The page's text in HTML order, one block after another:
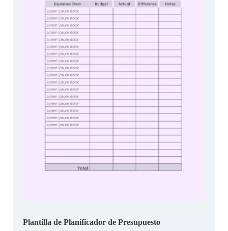
Plantilla de Planificador de Presupuesto